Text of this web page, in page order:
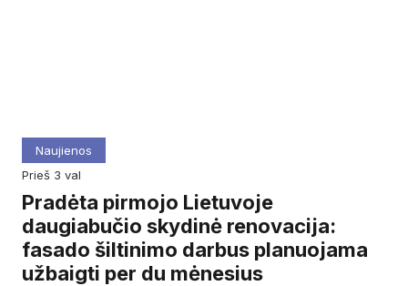
Naujienos
prieš 3 val
Pradėta pirmojo Lietuvoje
daugiabučio skydinė renovacija:
fasado šiltinimo darbus planuojama
užbaigti per du mėnesius